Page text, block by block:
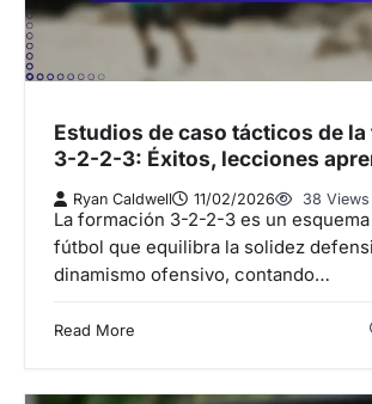
Estudios de caso tácticos de
3-2-2-3: Éxitos, lecciones
Ryan Caldwell 11/02/2026 38 Views
La formación 3-2-2-3 es un
fútbol que equilibra la solidez
dinamismo ofensivo, contando…
Read More